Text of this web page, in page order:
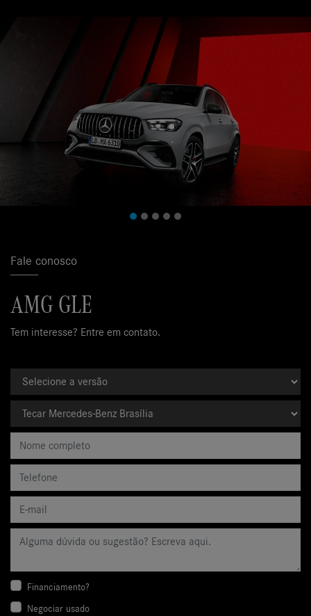
Fale conosco
AMG GLE
Tem interesse? Entre em contato.
Financiamento?
Negociar usado